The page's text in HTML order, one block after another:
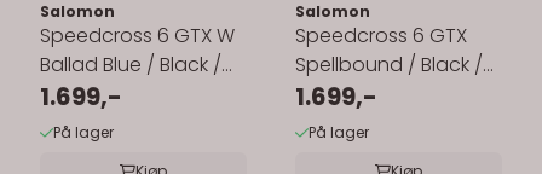
Salomon
Speedcross 6 GTX W
Ballad Blue / Black /
Tourmaline
1.699,-
På lager
Salomon
Speedcross 6 GTX
Spellbound / Black /
Tradewinds
1.699,-
På lager